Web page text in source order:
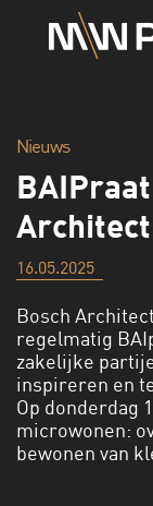
Nieuws
16.05.2025
Bosch
regelmatig
zakelijke
inspireren en
Op donderdag
microwonen:
bewonen van